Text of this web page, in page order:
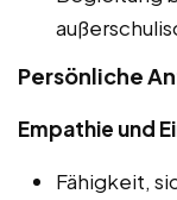
Persönliche
Empathie und
Fähigkeit,